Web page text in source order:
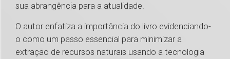
sua abrangência para a atualidade.
O autor enfatiza a importância do livro evidenciando-
o como um passo essencial para minimizar a
extração de recursos naturais usando a tecnologia